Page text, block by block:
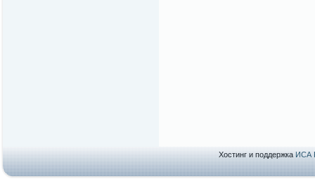
Хостинг и поддержкаИСА